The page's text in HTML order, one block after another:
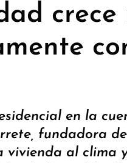
en la
fundadora
vivienda al clima